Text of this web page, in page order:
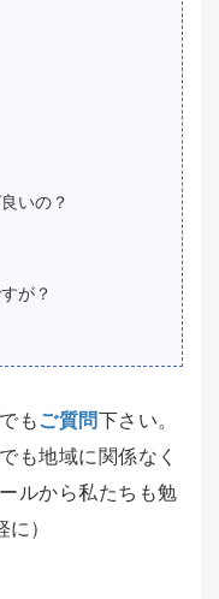
いの？
が？
も ご質問下さい。
も地域に関係なく
ルから私たちも勉
）